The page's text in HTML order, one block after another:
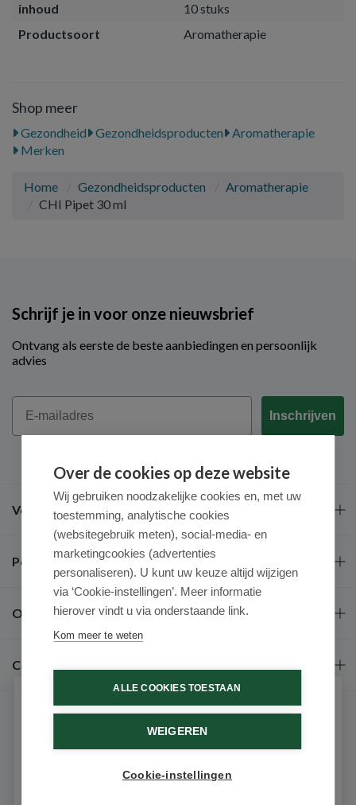
inhoud
10 stuks
Productsoort
Aromatherapie
Shop meer
Gezondheid Gezondheidsproducten
Aromatherapie
Merken
Home Gezondheidsproducten
Aromatherapie
CHI Pipet 30 ml
Schrijf je in voor onze nieuwsbrief
Ontvang als eerste de beste aanbiedingen en persoonlijk
advies
Email
Inschrijven
Veel gestelde vragen
Populaire merken
Over ons
Contact
9.6 / 10 (531 beoordelingen)
Over de cookies op deze website
Wij gebruiken noodzakelijke cookies en, met uw
toestemming, analytische cookies
(websitegebruik meten), social-media- en
marketingcookies (advertenties
personaliseren). U kunt uw keuze altijd wijzigen
via ‘Cookie-instellingen’. Meer informatie
hierover vindt u via onderstaande link.
Kom meer te weten
ALLE COOKIES TOESTAAN
WEIGEREN
Cookie-instellingen
Schrijf je in voor onze nieuwsbrief
Ontvang als eerste de beste aanbiedingen en persoonlijk
advies